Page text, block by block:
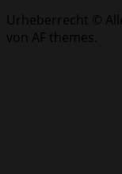
Urheberrecht ©
von AF themes.